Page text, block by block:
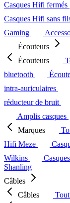
Casques Hifi fermés
Casques Hifi sans
Gaming
Écouteurs
Écouteurs
bluetooth
intra-auriculaires
réducteur de bruit
Amplis casques
Marques
Hifi Meze
Wilkins
Shanling
Câbles
Câbles